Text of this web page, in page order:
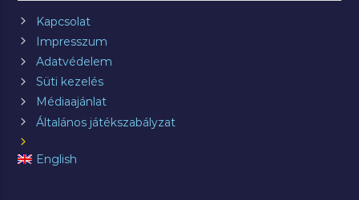
Kapcsolat
Impresszum
Adatvédelem
Süti kezelés
Médiaajánlat
Általános játékszabályzat
English